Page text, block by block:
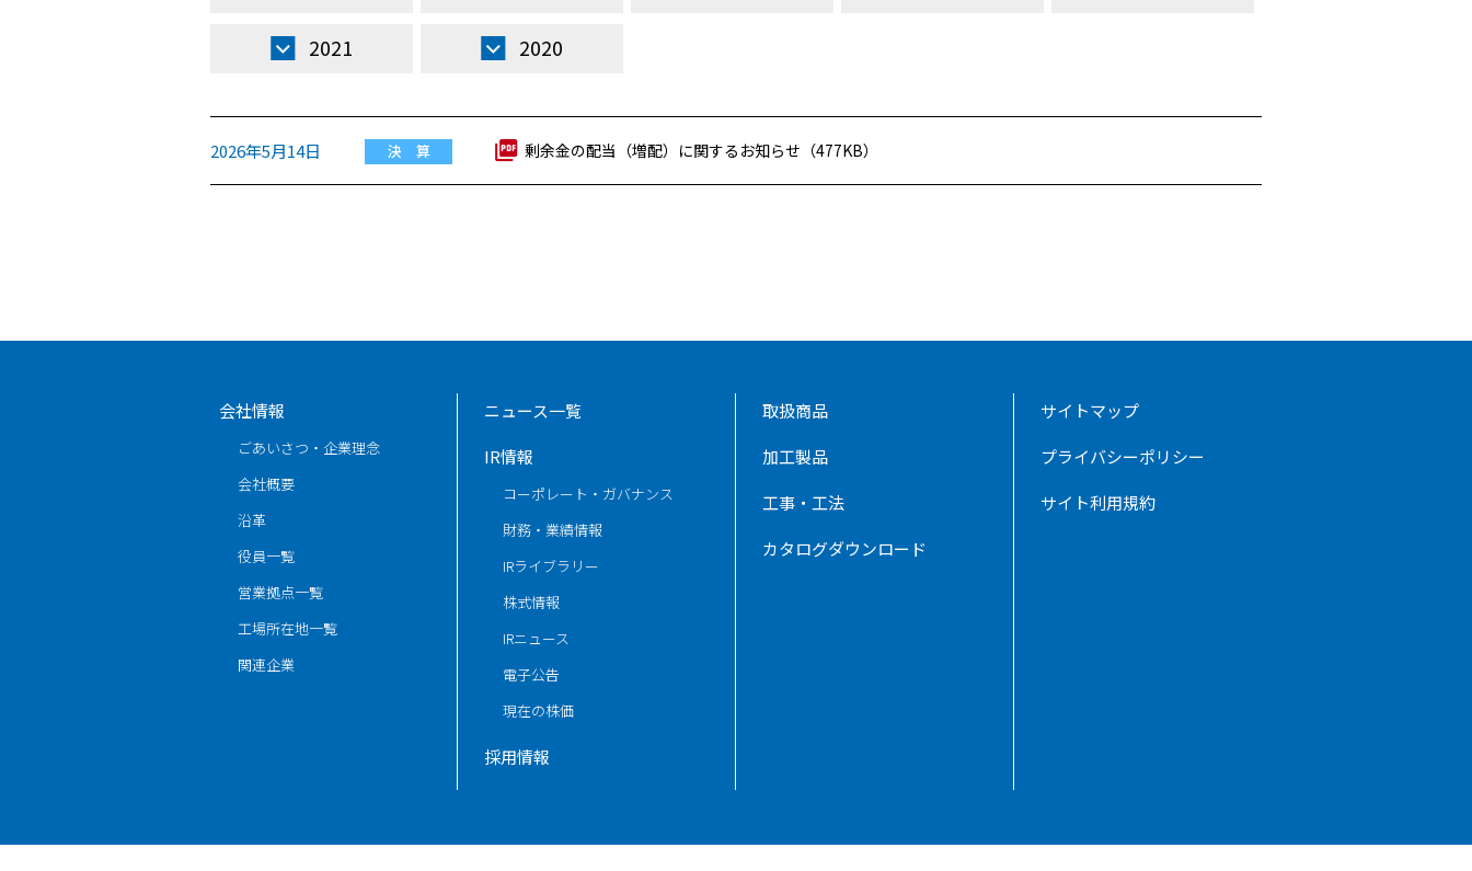
2021 2020
2026年5月14日 決 算 剰余金の配当（増配）に関するお知らせ（477KB）
会社情報
ごあいさつ・企業理念
会社概要
沿革
役員一覧
営業拠点一覧
工場所在地一覧
関連企業
ニュース一覧
IR情報
コーポレート・ガバナンス
財務・業績情報
IRライブラリー
株式情報
IRニュース
電子公告
現在の株価
採用情報
取扱商品
加工製品
工事・工法
カタログダウンロード
サイトマップ
プライバシーポリシー
サイト利用規約